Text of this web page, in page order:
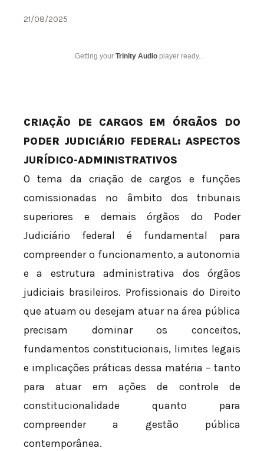
21/08/2025
Getting your Trinity Audio player ready...
CRIAÇÃO DE CARGOS EM ÓRGÃOS DO
PODER JUDICIÁRIO FEDERAL: ASPECTOS
JURÍDICO-ADMINISTRATIVOS
O tema da criação de cargos e funções
comissionadas no âmbito dos tribunais
superiores e demais órgãos do Poder
Judiciário federal é fundamental para
compreender o funcionamento, a autonomia
e a estrutura administrativa dos órgãos
judiciais brasileiros. Profissionais do Direito
que atuam ou desejam atuar na área pública
precisam dominar os conceitos,
fundamentos constitucionais, limites legais
e implicações práticas dessa matéria – tanto
para atuar em ações de controle de
constitucionalidade quanto para
compreender a gestão pública
contemporânea.